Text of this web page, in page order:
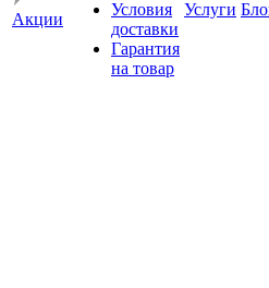
Акции
Условия
доставки
Гарантия
на товар
Услуги